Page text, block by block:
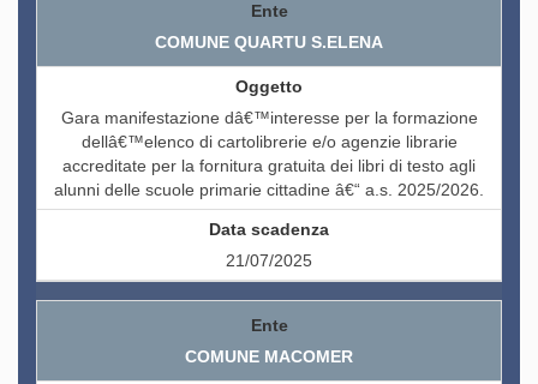
COMUNE QUARTU S.ELENA
Gara manifestazione dâ€™interesse per la formazione
dellâ€™elenco di cartolibrerie e/o agenzie librarie
accreditate per la fornitura gratuita dei libri di testo agli
alunni delle scuole primarie cittadine â€“ a.s. 2025/2026.
21/07/2025
COMUNE MACOMER